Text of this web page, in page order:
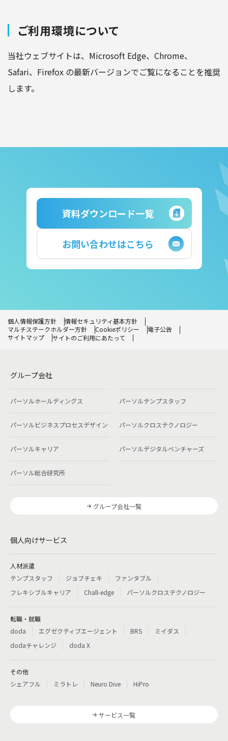
ご利用環境について
当社ウェブサイトは、Microsoft Edge、Chrome、
Safari、Firefox の最新バージョンでご覧になることを推奨
します。
資料ダウンロード一覧
お問い合わせはこちら
個人情報保護方針
情報セキュリティ基本方針
マルチステークホルダー方針
Cookieポリシー
電子公告
サイトマップ
サイトのご利用にあたって
グループ会社
パーソルホールディングス パーソルテンプスタッフ
パーソルビジネスプロセスデザイン パーソルクロステクノロジー
パーソルキャリア パーソルデジタルベンチャーズ
パーソル総合研究所
グループ会社一覧
個人向けサービス
人材派遣
テンプスタッフ
ジョブチェキ
ファンタブル
フレキシブルキャリア
Chall-edge パーソルクロステクノロジー
転職・就職
doda
エグゼクティブエージェント BRS
ミイダス
dodaチャレンジ
doda X
その他
シェアフル
ミラトレ Neuro Dive HiPro
サービス一覧